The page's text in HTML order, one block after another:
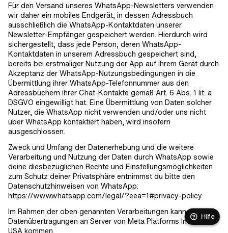
Für den Versand unseres WhatsApp-Newsletters verwenden
wir daher ein mobiles Endgerät, in dessen Adressbuch
ausschließlich die WhatsApp-Kontaktdaten unserer
Newsletter-Empfänger gespeichert werden. Hierdurch wird
sichergestellt, dass jede Person, deren WhatsApp-
Kontaktdaten in unserem Adressbuch gespeichert sind,
bereits bei erstmaliger Nutzung der App auf ihrem Gerät durch
Akzeptanz der WhatsApp-Nutzungsbedingungen in die
Übermittlung ihrer WhatsApp-Telefonnummer aus den
Adressbüchern ihrer Chat-Kontakte gemäß Art. 6 Abs. 1 lit. a
DSGVO eingewilligt hat. Eine Übermittlung von Daten solcher
Nutzer, die WhatsApp nicht verwenden und/oder uns nicht
über WhatsApp kontaktiert haben, wird insofern
ausgeschlossen.
Zweck und Umfang der Datenerhebung und die weitere
Verarbeitung und Nutzung der Daten durch WhatsApp sowie
deine diesbezüglichen Rechte und Einstellungsmöglichkeiten
zum Schutz deiner Privatsphäre entnimmst du bitte den
Datenschutzhinweisen von WhatsApp:
https://www.whatsapp.com/legal/?eea=1#privacy-policy
Im Rahmen der oben genannten Verarbeitungen kann es zu
Datenübertragungen an Server von Meta Platforms Inc. in den
USA kommen.
Hilfe